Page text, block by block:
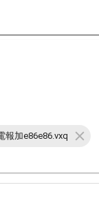
報加e86e86.vxq